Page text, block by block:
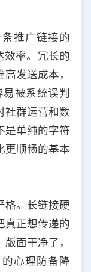
推广链接的
效率。冗长的
发送成本，
被系统误判
社群运营和数
是单纯的字符
更顺畅的基本
格。长链接硬
真正想传递的
面干净了，
心理防备降